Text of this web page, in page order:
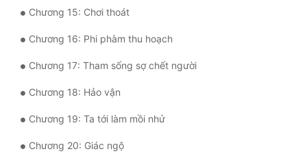
Nữ Cường
Nữ Phụ
Phong Thủy - Tâm Linh
Phương Tây
Phản Phái
Quan Trường
Chương 15: Chơi thoát
Chương 16: Phi phàm thu hoạch
Chương 17: Tham sống sợ chết người
Chương 18: Hảo vận
Chương 19: Ta tới làm mồi nhử
Chương 20: Giác ngộ